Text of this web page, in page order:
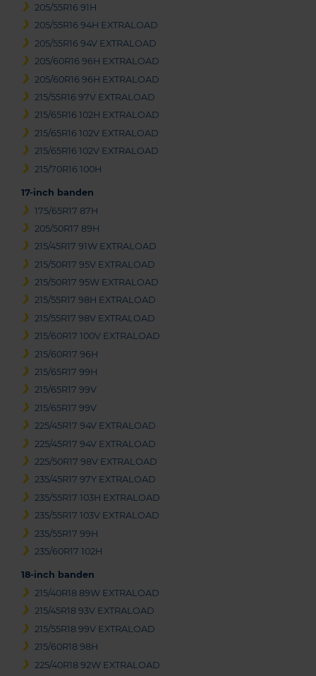
205/55R16 91H
205/55R16 94H EXTRALOAD
205/55R16 94V EXTRALOAD
205/60R16 96H EXTRALOAD
205/60R16 96H EXTRALOAD
215/55R16 97V EXTRALOAD
215/65R16 102H EXTRALOAD
215/65R16 102V EXTRALOAD
215/65R16 102V EXTRALOAD
215/70R16 100H
17-inch banden
175/65R17 87H
205/50R17 89H
215/45R17 91W EXTRALOAD
215/50R17 95V EXTRALOAD
215/50R17 95W EXTRALOAD
215/55R17 98H EXTRALOAD
215/55R17 98V EXTRALOAD
215/60R17 100V EXTRALOAD
215/60R17 96H
215/65R17 99H
215/65R17 99V
215/65R17 99V
225/45R17 94V EXTRALOAD
225/45R17 94V EXTRALOAD
225/50R17 98V EXTRALOAD
235/45R17 97Y EXTRALOAD
235/55R17 103H EXTRALOAD
235/55R17 103V EXTRALOAD
235/55R17 99H
235/60R17 102H
18-inch banden
215/40R18 89W EXTRALOAD
215/45R18 93V EXTRALOAD
215/55R18 99V EXTRALOAD
215/60R18 98H
225/40R18 92W EXTRALOAD